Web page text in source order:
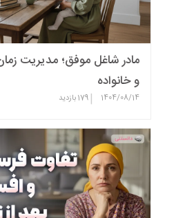
مادر شاغل موفق؛ مدیریت
و خانواده
1404/08/14
|
179بازدید